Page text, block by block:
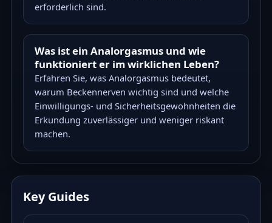
erforderlich sind.
Was ist ein Analorgasmus und wie
funktioniert er im wirklichen Leben?
Erfahren Sie, was Analorgasmus bedeutet,
warum Beckennerven wichtig sind und welche
Einwilligungs- und Sicherheitsgewohnheiten die
Erkundung zuverlässiger und weniger riskant
machen.
Key Guides